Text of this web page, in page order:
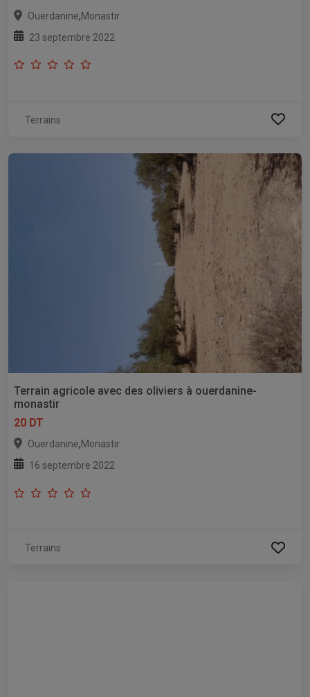
Ouerdanine,Monastir
23 septembre 2022
Terrains
Terrain agricole avec des oliviers à ouerdanine-
monastir
20 DT
Ouerdanine,Monastir
16 septembre 2022
Terrains